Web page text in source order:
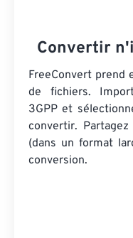
Convertir
FreeConvert prend
de fichiers.
3GPP et
convertir.
(dans un format
conversion.